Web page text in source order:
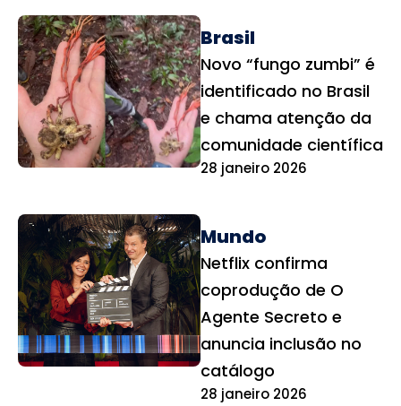
Brasil
Novo “fungo zumbi” é
identificado no Brasil
e chama atenção da
comunidade científica
28 janeiro 2026
Mundo
Netflix confirma
coprodução de O
Agente Secreto e
anuncia inclusão no
catálogo
28 janeiro 2026